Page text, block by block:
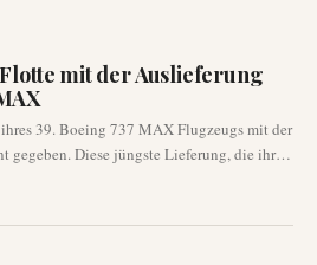
mit der Auslieferung
39. Boeing 737 MAX Flugzeugs mit der
gegeben. Diese jüngste Lieferung, die ihre
abschloss, ist ein wichtiger Meilenstein
Fähigkeiten von Akasa Air auf dem